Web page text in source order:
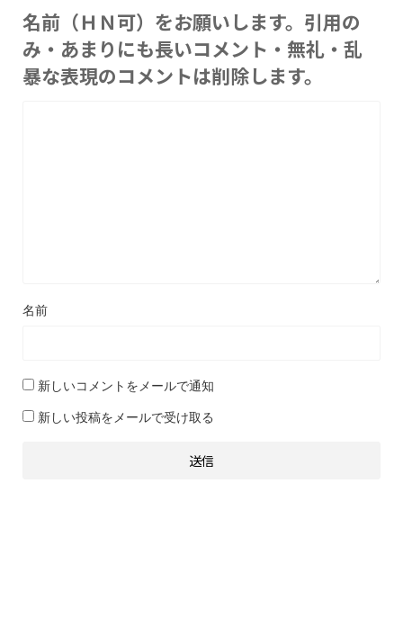
名前（ＨＮ可）をお願いします。引用の
み・あまりにも長いコメント・無礼・乱
暴な表現のコメントは削除します。
名前
新しいコメントをメールで通知
新しい投稿をメールで受け取る